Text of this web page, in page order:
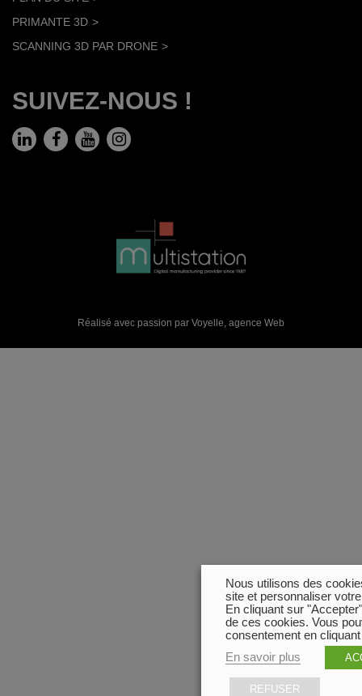
PRIMANTE 3D
SCANNING 3D PAR DRONE
SUIVEZ-NOUS !
Réalisé avec passion par Voyelle, agence Web
Nous utilisons des
site et personnaliser
En cliquant sur
de ces cookies. Vous
consentement en
En savoir plus
REFUSER